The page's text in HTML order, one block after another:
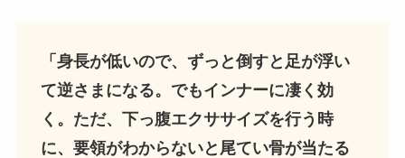
「身長が低いので、ずっと倒すと足が浮い
て逆さまになる。でもインナーに凄く効
く。ただ、下っ腹エクササイズを行う時
に、要領がわからないと尾てい骨が当たる